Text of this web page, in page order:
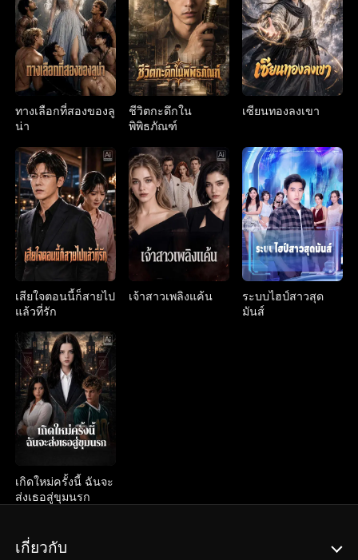
ทางเลือกที่สองของลู
น่า
ชีวิตกะดึกใน
พิพิธภัณฑ์
เซียนทองลงเขา
เสียใจตอนนี้ก็สายไป
แล้วที่รัก
เจ้าสาวเพลิงแค้น
ระบบไฮป์สาวสุด
มันส์
เกิดใหม่ครั้งนี้ ฉันจะ
ส่งเธอสู่ขุมนรก
เกี่ยวกับ